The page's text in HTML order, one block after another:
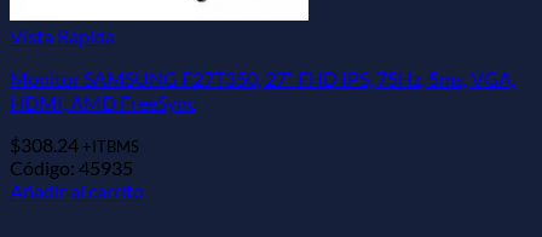
Vista Rápida
Monitor SAMSUNG F27T350, 27″ FHD IPS, 75Hz, 5ms, VGA,
HDMI, AMD FreeSync
$308.24 +ITBMS
Código: 45935
Añadir al carrito